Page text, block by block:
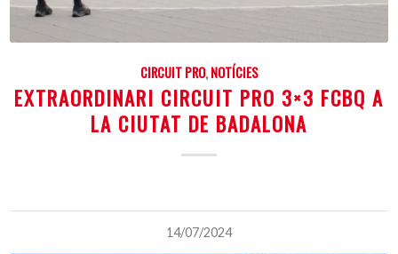
CIRCUIT PRO,NOTÍCIES
EXTRAORDINARI CIRCUIT PRO 3×3 FCBQ A
LA CIUTAT DE BADALONA
14/07/2024